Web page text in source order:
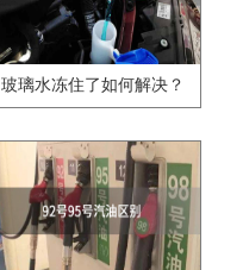
玻璃水冻住了如何解决？